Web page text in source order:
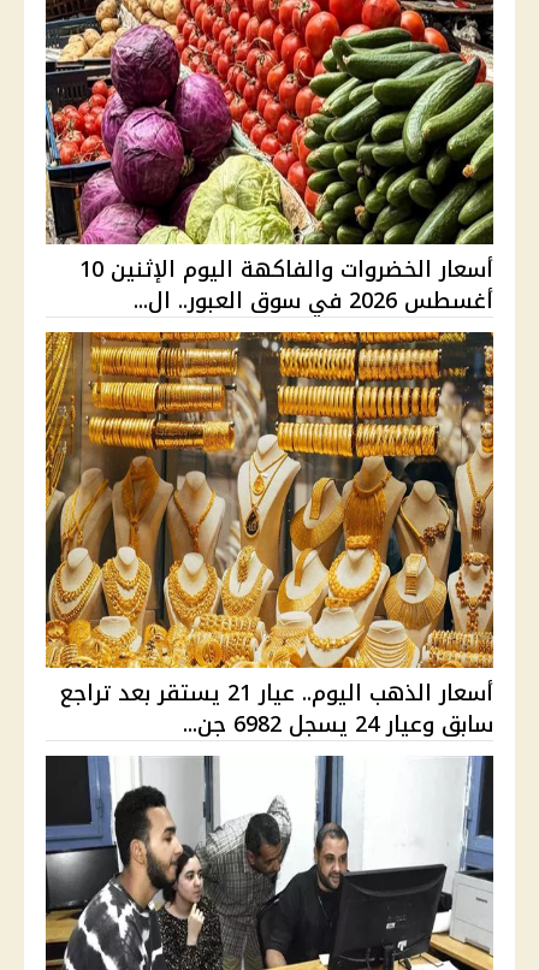
أسعار الخضروات والفاكهة اليوم الإثنين 10
أغسطس 2026 في سوق العبور.. ال...
أسعار الذهب اليوم.. عيار 21 يستقر بعد تراجع
سابق وعيار 24 يسجل 6982 جن...